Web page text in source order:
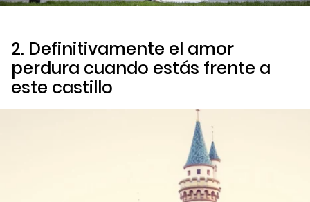
2. Definitivamente el amor
perdura cuando estás frente a
este castillo